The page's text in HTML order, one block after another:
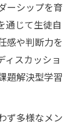
ーシップを育
通じて生徒自
感や判断力を
ィスカッショ
題解決型学習
ず多様なメン